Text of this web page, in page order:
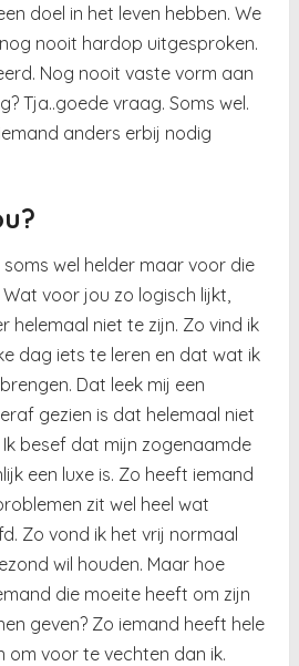
doel in het leven hebben. We
nooit hardop uitgesproken.
Nog nooit vaste vorm aan
Tja..goede vraag. Soms wel.
anders erbij nodig
wel helder maar voor die
voor jou zo logisch lijkt,
helemaal niet te zijn. Zo vind ik
dag iets te leren en dat wat ik
Dat leek mij een
gezien is dat helemaal niet
besef dat mijn zogenaamde
een luxe is. Zo heeft iemand
zit wel heel wat
Zo vond ik het vrij normaal
wil houden. Maar hoe
die moeite heeft om zijn
geven? Zo iemand heeft hele
om voor te vechten dan ik.